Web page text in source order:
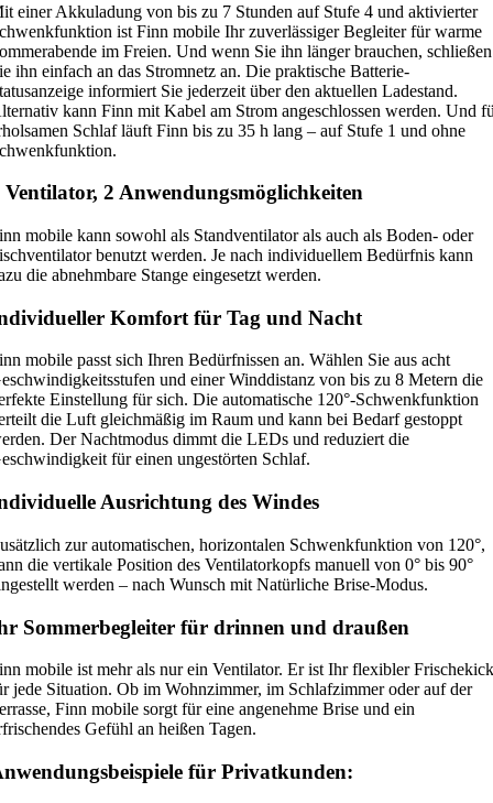
einer Akkuladung von bis zu 7 Stunden auf Stufe 4 und aktivierter
ist Finn mobile Ihr zuverlässiger Begleiter für warme
im Freien. Und wenn Sie ihn länger brauchen, schließen
ihn einfach an das Stromnetz an. Die praktische Batterie-
informiert Sie jederzeit über den aktuellen Ladestand.
kann Finn mit Kabel am Strom angeschlossen werden. Und
Schlaf läuft Finn bis zu 35 h lang – auf Stufe 1 und ohne
Ventilator, 2 Anwendungsmöglichkeiten
mobile kann sowohl als Standventilator als auch als Boden- oder
benutzt werden. Je nach individuellem Bedürfnis kann
die abnehmbare Stange eingesetzt werden.
Komfort für Tag und Nacht
mobile passt sich Ihren Bedürfnissen an. Wählen Sie aus acht
und einer Winddistanz von bis zu 8 Metern die
Einstellung für sich. Die automatische 120°-Schwenkfunktion
die Luft gleichmäßig im Raum und kann bei Bedarf gestoppt
Der Nachtmodus dimmt die LEDs und reduziert die
für einen ungestörten Schlaf.
Ausrichtung des Windes
zur automatischen, horizontalen Schwenkfunktion von 120°,
die vertikale Position des Ventilatorkopfs manuell von 0° bis 90°
werden – nach Wunsch mit Natürliche Brise-Modus.
Sommerbegleiter für drinnen und draußen
mobile ist mehr als nur ein Ventilator. Er ist Ihr flexibler
jede Situation. Ob im Wohnzimmer, im Schlafzimmer oder auf der
Finn mobile sorgt für eine angenehme Brise und ein
Gefühl an heißen Tagen.
für Privatkunden: